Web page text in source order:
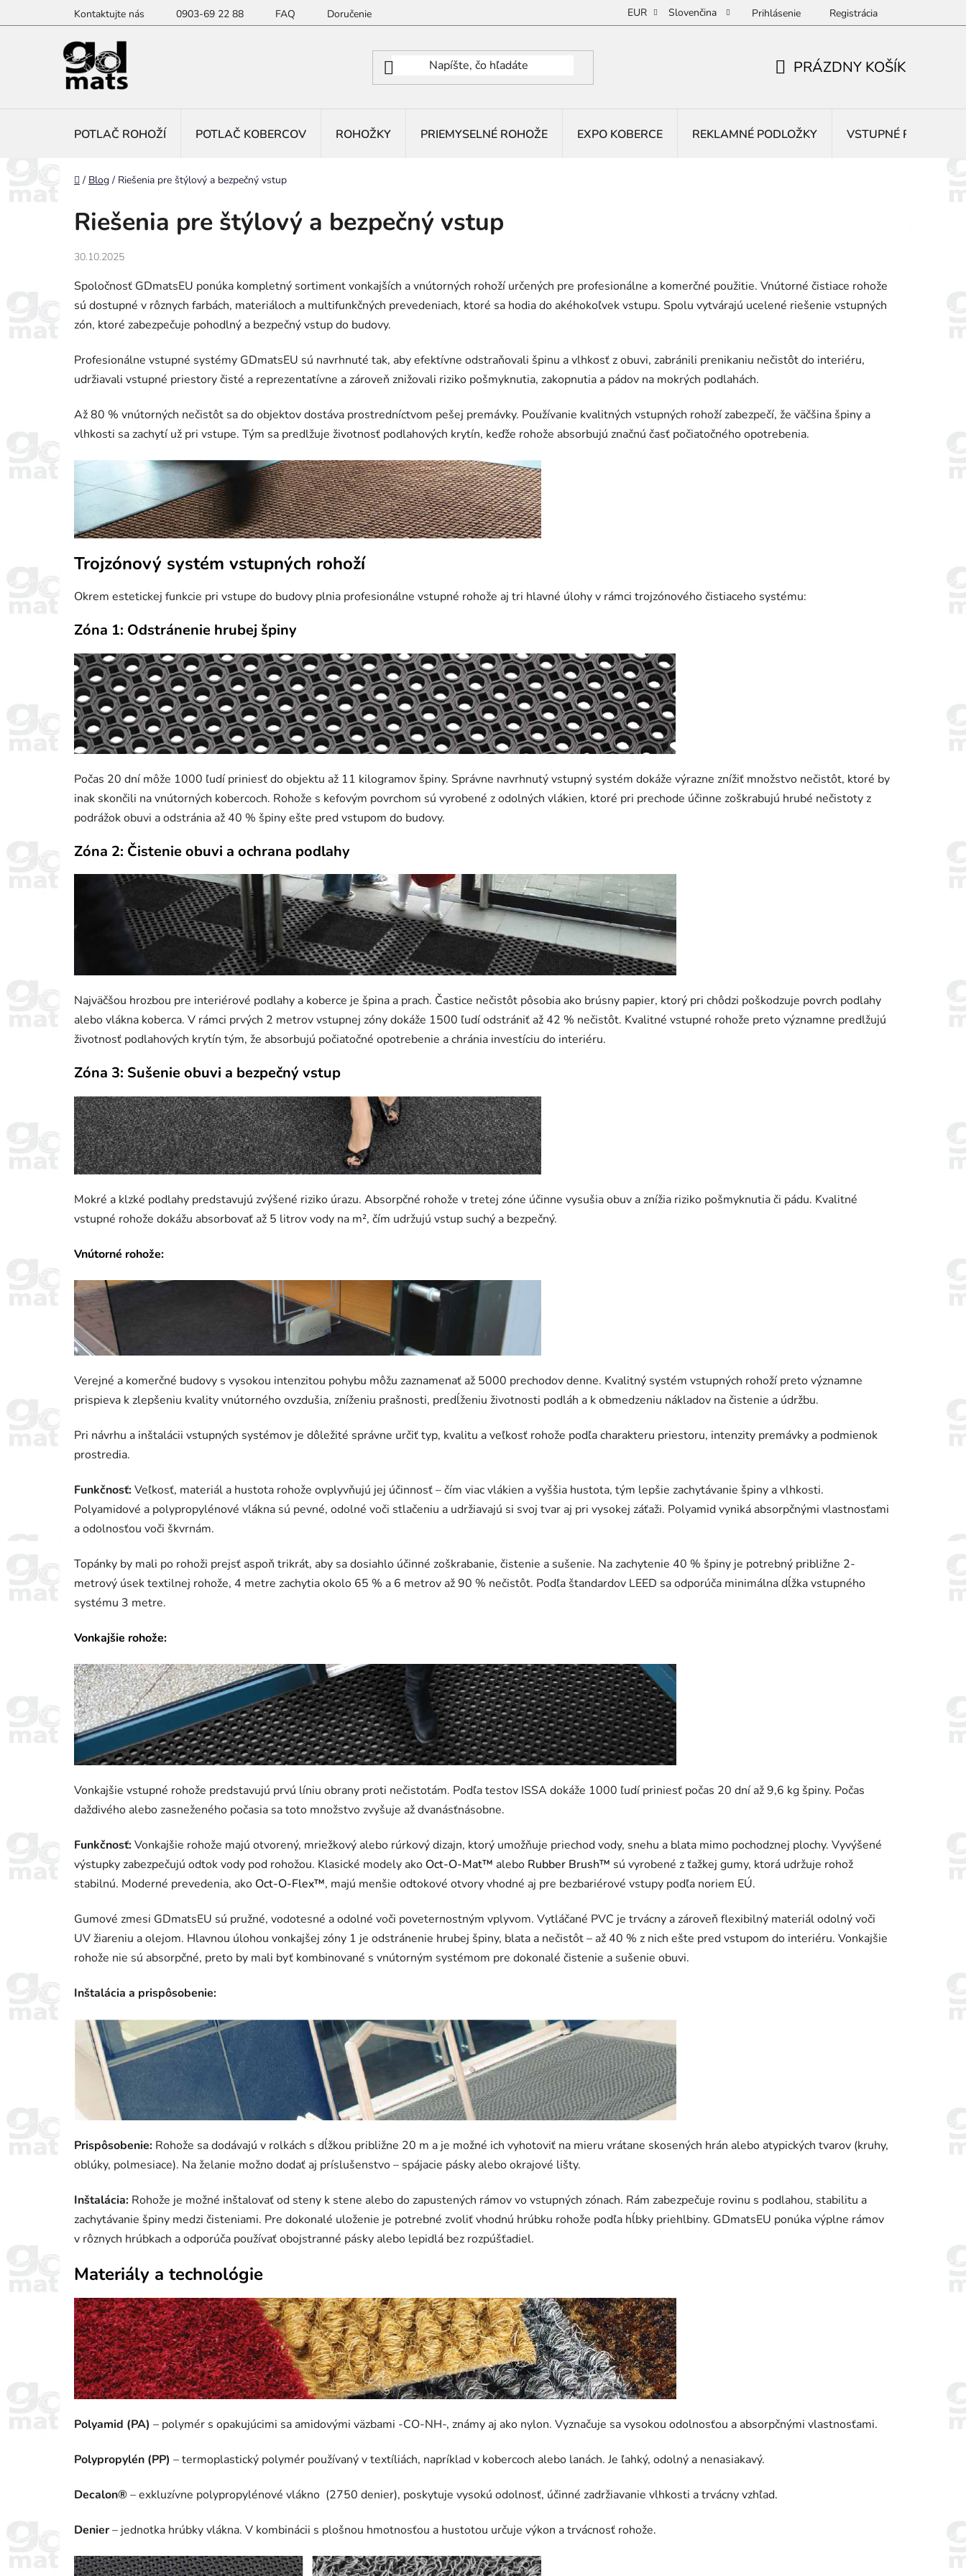
na
Kontaktujte nás 0903-69 22 88 FAQ Doručenie EUR Slovenčina Prihlásenie Registrácia
PRÁZDNY KOŠÍK
POTLAČ ROHOŽÍ POTLAČ KOBERCOV ROHOŽKY PRIEMYSELNÉ ROHOŽE EXPO KOBERCE REKLAMNÉ PODLOŽKY VSTUPNÉ ROHOŽE
Domov
/ Blog / Riešenia pre štýlový a bezpečný vstup
Riešenia pre štýlový a bezpečný vstup
30.10.2025
Spoločnosť GDmatsEU ponúka kompletný sortiment vonkajších a vnútorných rohoží určených pre profesionálne a komerčné použitie. Vnútorné čistiace rohože
sú dostupné v rôznych farbách, materiáloch a multifunkčných prevedeniach, ktoré sa hodia do akéhokoľvek vstupu. Spolu vytvárajú ucelené riešenie vstupných
zón, ktoré zabezpečuje pohodlný a bezpečný vstup do budovy.
Profesionálne vstupné systémy GDmatsEU sú navrhnuté tak, aby efektívne odstraňovali špinu a vlhkosť z obuvi, zabránili prenikaniu nečistôt do interiéru,
udržiavali vstupné priestory čisté a reprezentatívne a zároveň znižovali riziko pošmyknutia, zakopnutia a pádov na mokrých podlahách.
Až 80 % vnútorných nečistôt sa do objektov dostáva prostredníctvom pešej premávky. Používanie kvalitných vstupných rohoží zabezpečí, že väčšina špiny a
vlhkosti sa zachytí už pri vstupe. Tým sa predlžuje životnosť podlahových krytín, keďže rohože absorbujú značnú časť počiatočného opotrebenia.
Trojzónový systém vstupných rohoží
Okrem estetickej funkcie pri vstupe do budovy plnia profesionálne vstupné rohože aj tri hlavné úlohy v rámci trojzónového čistiaceho systému:
Zóna 1: Odstránenie hrubej špiny
Počas 20 dní môže 1000 ľudí priniesť do objektu až 11 kilogramov špiny. Správne navrhnutý vstupný systém dokáže výrazne znížiť množstvo nečistôt, ktoré by
inak skončili na vnútorných kobercoch. Rohože s kefovým povrchom sú vyrobené z odolných vlákien, ktoré pri prechode účinne zoškrabujú hrubé nečistoty z
podrážok obuvi a odstránia až 40 % špiny ešte pred vstupom do budovy.
Zóna 2: Čistenie obuvi a ochrana podlahy
Najväčšou hrozbou pre interiérové podlahy a koberce je špina a prach. Častice nečistôt pôsobia ako brúsny papier, ktorý pri chôdzi poškodzuje povrch podlahy
alebo vlákna koberca. V rámci prvých 2 metrov vstupnej zóny dokáže 1500 ľudí odstrániť až 42 % nečistôt. Kvalitné vstupné rohože preto významne predlžujú
životnosť podlahových krytín tým, že absorbujú počiatočné opotrebenie a chránia investíciu do interiéru.
Zóna 3: Sušenie obuvi a bezpečný vstup
Mokré a klzké podlahy predstavujú zvýšené riziko úrazu. Absorpčné rohože v tretej zóne účinne vysušia obuv a znížia riziko pošmyknutia či pádu. Kvalitné
vstupné rohože dokážu absorbovať až 5 litrov vody na m², čím udržujú vstup suchý a bezpečný.
Vnútorné rohože:
Verejné a komerčné budovy s vysokou intenzitou pohybu môžu zaznamenať až 5000 prechodov denne. Kvalitný systém vstupných rohoží preto významne
prispieva k zlepšeniu kvality vnútorného ovzdušia, zníženiu prašnosti, predĺženiu životnosti podláh a k obmedzeniu nákladov na čistenie a údržbu.
Pri návrhu a inštalácii vstupných systémov je dôležité správne určiť typ, kvalitu a veľkosť rohože podľa charakteru priestoru, intenzity premávky a podmienok
prostredia.
Funkčnosť:Veľkosť, materiál a hustota rohože ovplyvňujú jej účinnosť – čím viac vlákien a vyššia hustota, tým lepšie zachytávanie špiny a vlhkosti.
Polyamidové a polypropylénové vlákna sú pevné, odolné voči stlačeniu a udržiavajú si svoj tvar aj pri vysokej záťaži. Polyamid vyniká absorpčnými vlastnosťami
a odolnosťou voči škvrnám.
Topánky by mali po rohoži prejsť aspoň trikrát, aby sa dosiahlo účinné zoškrabanie, čistenie a sušenie. Na zachytenie 40 % špiny je potrebný približne 2-
metrový úsek textilnej rohože, 4 metre zachytia okolo 65 % a 6 metrov až 90 % nečistôt. Podľa štandardov LEED sa odporúča minimálna dĺžka vstupného
systému 3 metre.
Vonkajšie rohože:
Vonkajšie vstupné rohože predstavujú prvú líniu obrany proti nečistotám. Podľa testov ISSA dokáže 1000 ľudí priniesť počas 20 dní až 9,6 kg špiny. Počas
daždivého alebo zasneženého počasia sa toto množstvo zvyšuje až dvanásťnásobne.
Funkčnosť:Vonkajšie rohože majú otvorený, mriežkový alebo rúrkový dizajn, ktorý umožňuje priechod vody, snehu a blata mimo pochodznej plochy. Vyvýšené
výstupky zabezpečujú odtok vody pod rohožou. Klasické modely ako Oct-O-Mat™ alebo Rubber Brush™ sú vyrobené z ťažkej gumy, ktorá udržuje rohož
stabilnú. Moderné prevedenia, ako Oct-O-Flex™, majú menšie odtokové otvory vhodné aj pre bezbariérové vstupy podľa noriem EÚ.
Gumové zmesi GDmatsEU sú pružné, vodotesné a odolné voči poveternostným vplyvom. Vytláčané PVC je trvácny a zároveň flexibilný materiál odolný voči
UV žiareniu a olejom. Hlavnou úlohou vonkajšej zóny 1 je odstránenie hrubej špiny, blata a nečistôt – až 40 % z nich ešte pred vstupom do interiéru. Vonkajšie
rohože nie sú absorpčné, preto by mali byť kombinované s vnútorným systémom pre dokonalé čistenie a sušenie obuvi.
Inštalácia a prispôsobenie:
Prispôsobenie: Rohože sa dodávajú v rolkách s dĺžkou približne 20 m a je možné ich vyhotoviť na mieru vrátane skosených hrán alebo atypických tvarov (kruhy,
oblúky, polmesiace). Na želanie možno dodať aj príslušenstvo – spájacie pásky alebo okrajové lišty.
Inštalácia: Rohože je možné inštalovať od steny k stene alebo do zapustených rámov vo vstupných zónach. Rám zabezpečuje rovinu s podlahou, stabilitu a
zachytávanie špiny medzi čisteniami. Pre dokonalé uloženie je potrebné zvoliť vhodnú hrúbku rohože podľa hĺbky priehlbiny. GDmatsEU ponúka výplne rámov
v rôznych hrúbkach a odporúča používať obojstranné pásky alebo lepidlá bez rozpúšťadiel.
Materiály a technológie
Polyamid (PA) – polymér s opakujúcimi sa amidovými väzbami -CO-NH-, známy aj ako nylon. Vyznačuje sa vysokou odolnosťou a absorpčnými vlastnosťami.
Polypropylén (PP) – termoplastický polymér používaný v textíliách, napríklad v kobercoch alebo lanách. Je ľahký, odolný a nenasiakavý.
Decalon®– exkluzívne polypropylénové vlákno (2750 denier), poskytuje vysokú odolnosť, účinné zadržiavanie vlhkosti a trvácny vzhľad.
Denier– jednotka hrúbky vlákna. V kombinácii s plošnou hmotnosťou a hustotou určuje výkon a trvácnosť rohože.